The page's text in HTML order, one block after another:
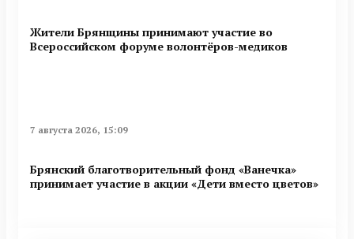
Жители Брянщины принимают участие во
Всероссийском форуме волонтёров-медиков
7 августа 2026, 15:09
Брянский благотворительный фонд «Ванечка»
принимает участие в акции «Дети вместо цветов»